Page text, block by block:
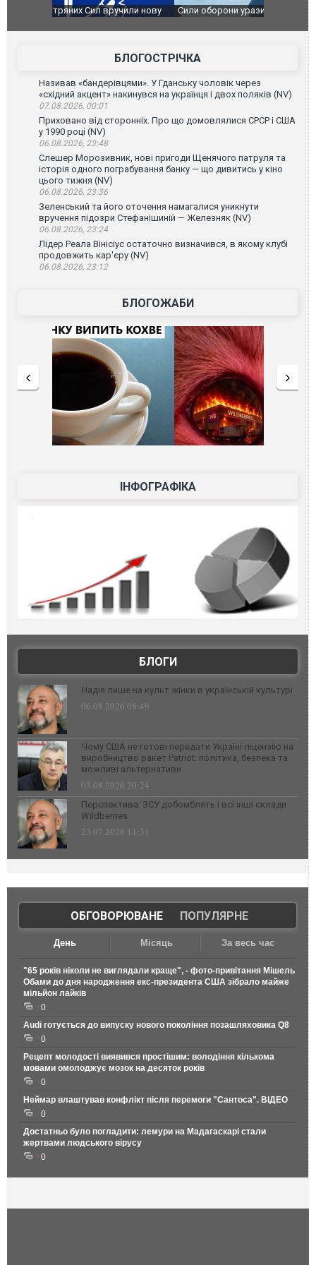
Сили оборони уразили Ярославський НПЗ:
атаку. ВІДЕО
Неймар
БЛОГОСТРІЧКА
Називав «бандерівцями». У Гданську чоловік через
«східний акцент» накинувся на українця і двох поляків (NV)
07.08.2026, 00:01
Приховано від сторонніх. Про що домовлялися СРСР і США
у 1990 році (NV)
06.08.2026, 23:48
Слешер Морозивник, нові пригоди Щенячого патруля та
історія одного пограбування банку — що дивитись у кіно
цього тижня (NV)
06.08.2026, 23:36
Зеленський та його оточення намагалися уникнути
вручення підозри Стефанішиній — Железняк (NV)
06.08.2026, 23:24
Лідер Реала Вінісіус остаточно визначився, в якому клубі
продовжить кар'єру (NV)
06.08.2026, 23:12
БЛОГОЖАБИ
ІНФОГРАФІКА
БЛОГИ
Надія лише на культ жінки в українській культурі
06.08.2026 08:49
Чому США не готові передати Україні ліцензію на
виробництво ракет Patriot: політика, безпека та
можливі альтернативи
03.08.2026 20:24
Перспектива: ЗСУ добомблять і всі інші склади
Wildberries
23.07.2026 11:31
ОБГОВОРЮВАНЕ| ПОПУЛЯРНЕ
День Місяць За весь час
"65 років ніколи не виглядали краще", - фото-привітання Мішель
Обами до дня народження екс-президента США зібрало майже
мільйон лайків
0
Audi готується до випуску нового покоління позашляховика Q8
0
Рецепт молодості виявився простішим: володіння кількома
мовами омолоджує мозок на десяток років
0
Неймар влаштував конфлікт після перемоги "Сантоса". ВІДЕО
0
Достатньо було погладити: лемури на Мадагаскарі стали
жертвами людського вірусу
0